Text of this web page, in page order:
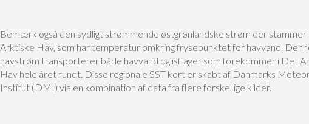
Bemærk også den sydligt strømmende østgrønlandske strøm der
Arktiske Hav, som har temperatur omkring frysepunktet for havvand.
havstrøm transporterer både havvand og isflager som forekommer i Det
Hav hele året rundt. Disse regionale SST kort er skabt af Danmarks
Institut (DMI) via en kombination af data fra flere forskellige kilder.